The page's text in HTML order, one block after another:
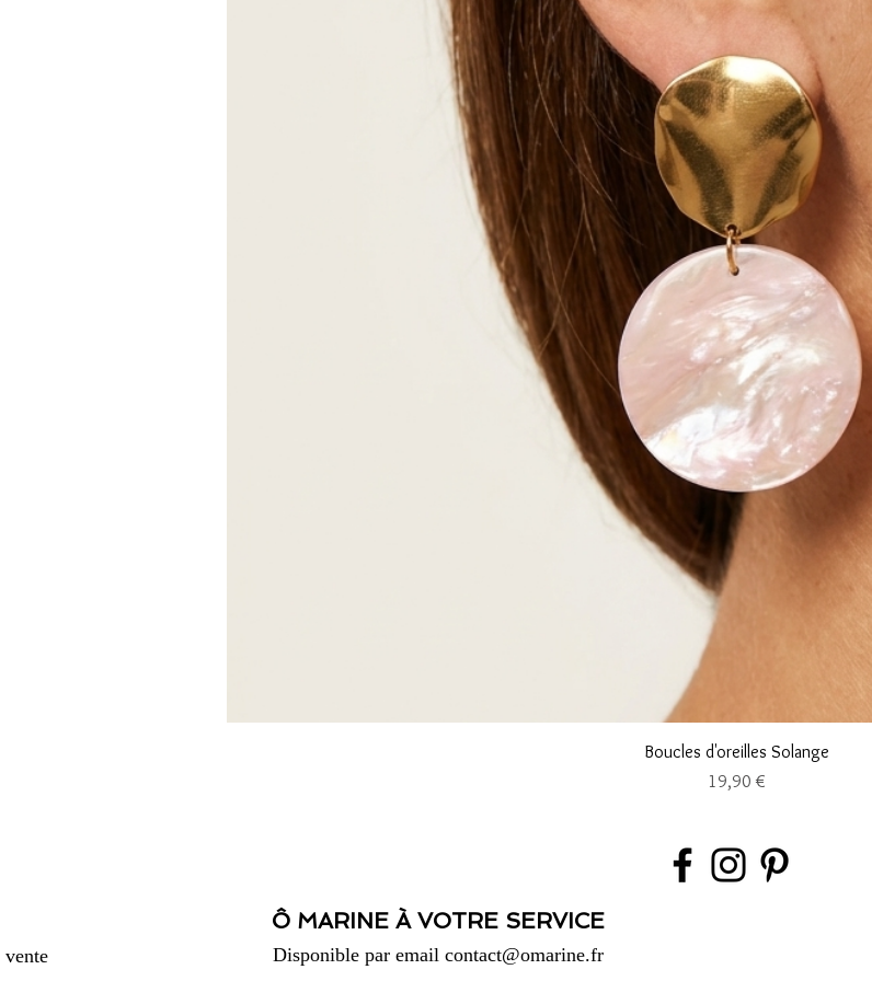
Aperçu rapide
Boucles d'oreilles Solange
Prix
19,90 €
vente
Ô MARINE À VOTRE SERVICE
Disponible par email contact@omarine.fr